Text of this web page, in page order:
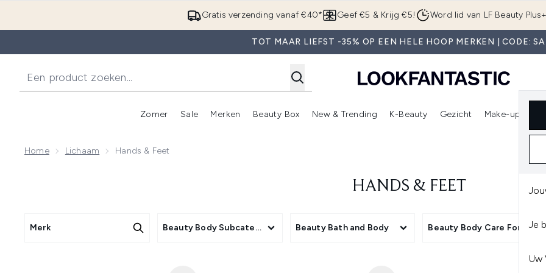
Overslaan naar de hoofdinhoud
Gratis verzending vanaf €40* Geef €5 & Krijg €5! Word lid van LF Beauty Plus+
TOT MAAR LIEFST -35% OP EEN HELE HOOP MERKEN | CODE:
Je
Uw
Zomer
Enter submenu (Zomer)
Sale
Enter submenu (Sale)
Merken
Enter submenu (Merken)
Beauty Box
Enter submenu (Beauty Box)
New & Trending
Enter submenu (New & Trending)
K-Beauty
Enter submenu (K-Beauty)
Gezicht Make-up
Home Lichaam Hands & Feet
HANDS & FEET
Merk Beauty Body Subcategory Beauty Bath and Body Beauty Body Care Format